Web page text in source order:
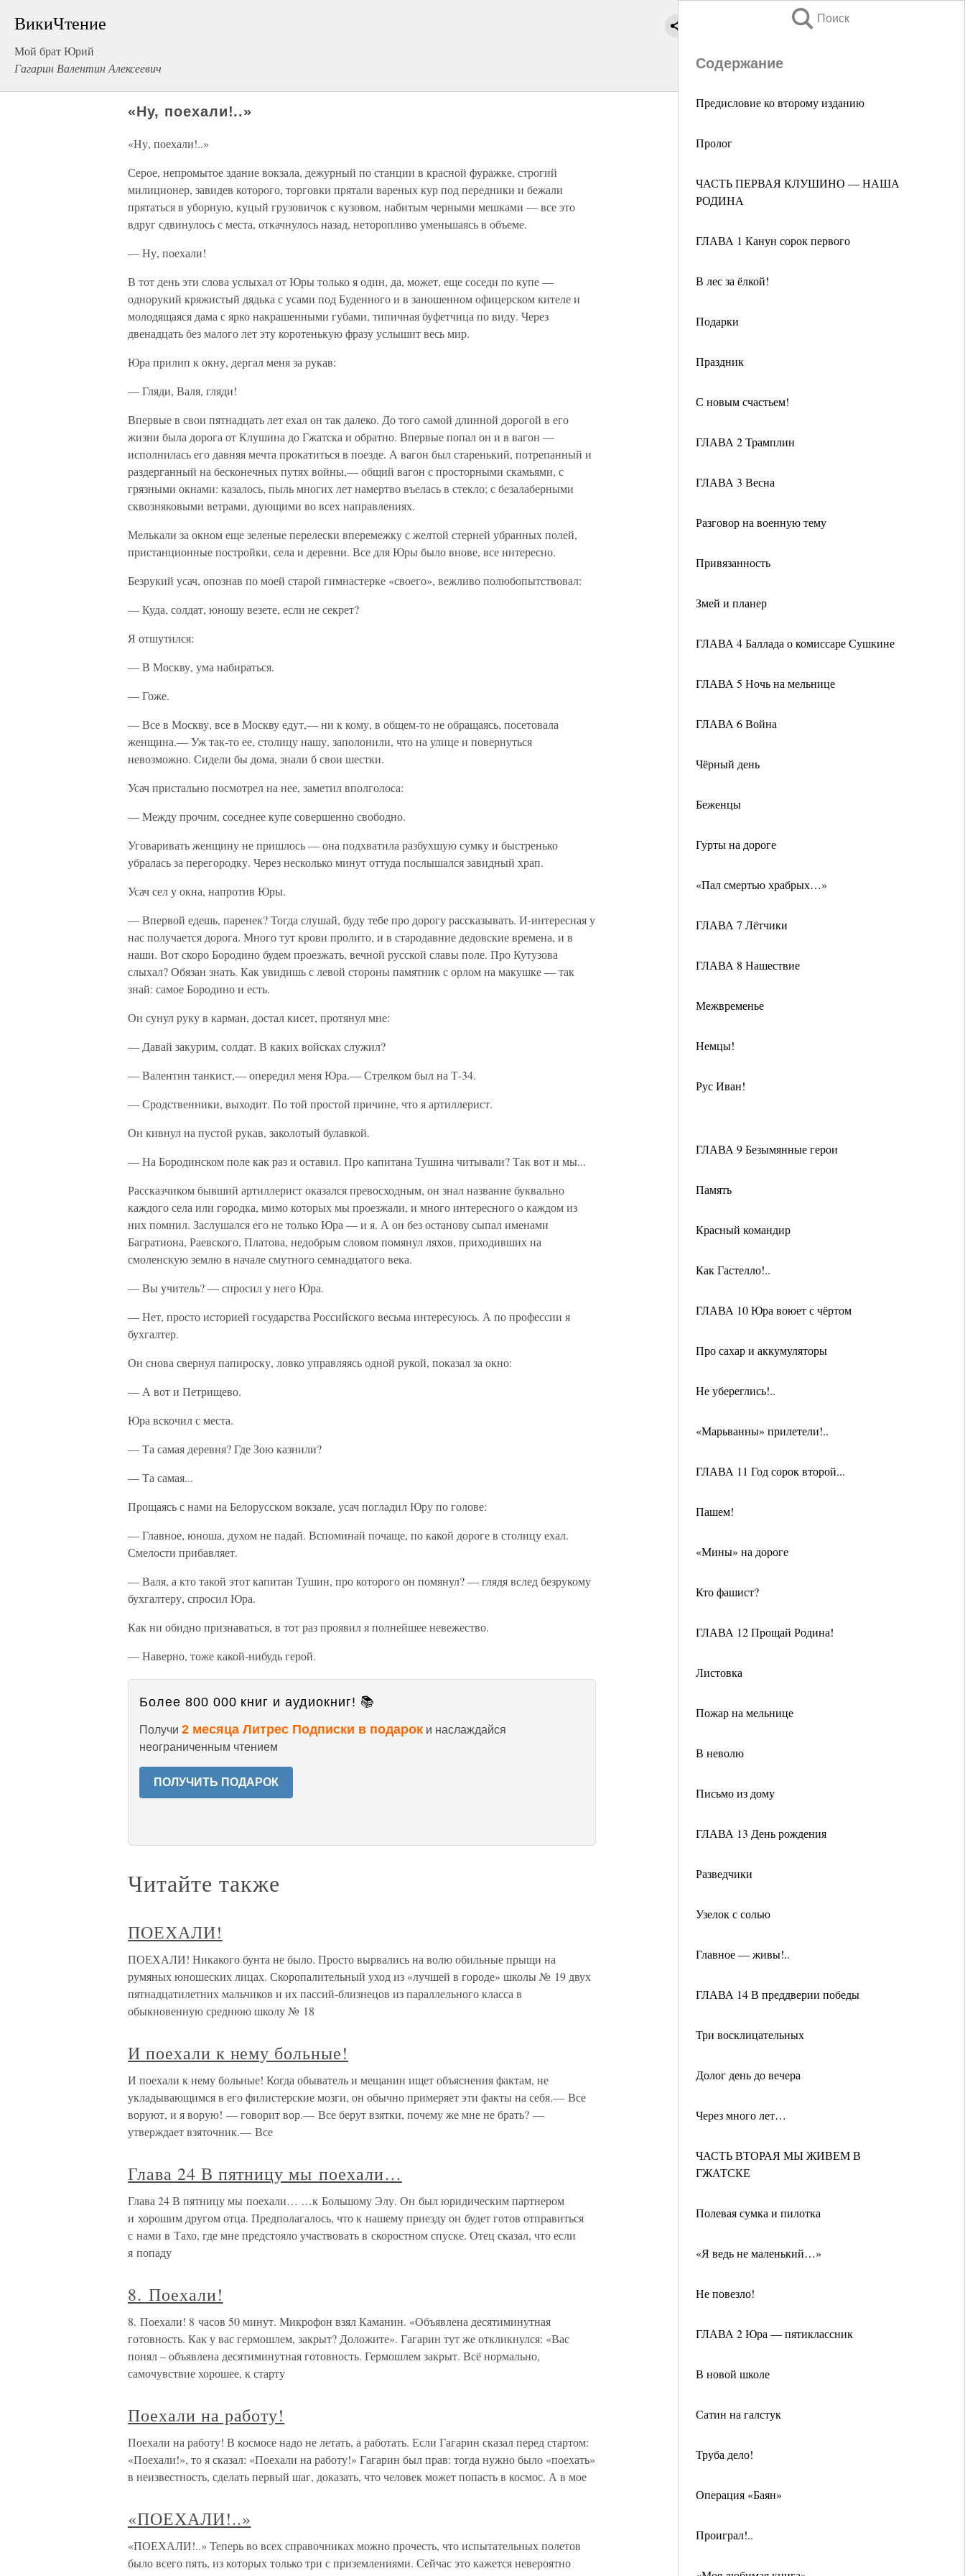
ВикиЧтение
Мой брат Юрий
Гагарин Валентин Алексеевич
Поиск
Содержание
Предисловие ко второму изданию
Пролог
ЧАСТЬ ПЕРВАЯ КЛУШИНО — НАША
РОДИНА
ГЛАВА 1 Канун сорок первого
В лес за ёлкой!
Подарки
Праздник
С новым счастьем!
ГЛАВА 2 Трамплин
ГЛАВА 3 Весна
Разговор на военную тему
Привязанность
Змей и планер
ГЛАВА 4 Баллада о комиссаре Сушкине
ГЛАВА 5 Ночь на мельнице
ГЛАВА 6 Война
Чёрный день
Беженцы
Гурты на дороге
«Пал смертью храбрых…»
ГЛАВА 7 Лётчики
ГЛАВА 8 Нашествие
Межвременье
Немцы!
Рус Иван!
ГЛАВА 9 Безымянные герои
Память
Красный командир
Как Гастелло!..
ГЛАВА 10 Юра воюет с чёртом
Про сахар и аккумуляторы
Не убереглись!..
«Марьванны» прилетели!..
ГЛАВА 11 Год сорок второй...
Пашем!
«Мины» на дороге
Кто фашист?
ГЛАВА 12 Прощай Родина!
Листовка
Пожар на мельнице
В неволю
Письмо из дому
ГЛАВА 13 День рождения
Разведчики
Узелок с солью
Главное — живы!..
ГЛАВА 14 В преддверии победы
Три восклицательных
Долог день до вечера
Через много лет…
ЧАСТЬ ВТОРАЯ МЫ ЖИВЕМ В
ГЖАТСКЕ
Полевая сумка и пилотка
«Я ведь не маленький…»
Не повезло!
ГЛАВА 2 Юра — пятиклассник
В новой школе
Сатин на галстук
Труба дело!
Операция «Баян»
Проиграл!..
«Ну, поехали!..»
«Ну, поехали!..»
Серое, непромытое здание вокзала, дежурный по станции в красной фуражке, строгий
милиционер, завидев которого, торговки прятали вареных кур под передники и бежали
прятаться в уборную, куцый грузовичок с кузовом, набитым черными мешками — все это
вдруг сдвинулось с места, откачнулось назад, неторопливо уменьшаясь в объеме.
— Ну, поехали!
В тот день эти слова услыхал от Юры только я один, да, может, еще соседи по купе —
однорукий кряжистый дядька с усами под Буденного и в заношенном офицерском кителе и
молодящаяся дама с ярко накрашенными губами, типичная буфетчица по виду. Через
двенадцать без малого лет эту коротенькую фразу услышит весь мир.
Юра прилип к окну, дергал меня за рукав:
— Гляди, Валя, гляди!
Впервые в свои пятнадцать лет ехал он так далеко. До того самой длинной дорогой в его
жизни была дорога от Клушина до Гжатска и обратно. Впервые попал он и в вагон —
исполнилась его давняя мечта прокатиться в поезде. А вагон был старенький, потрепанный и
раздерганный на бесконечных путях войны,— общий вагон с просторными скамьями, с
грязными окнами: казалось, пыль многих лет намертво въелась в стекло; с безалаберными
сквозняковыми ветрами, дующими во всех направлениях.
Мелькали за окном еще зеленые перелески вперемежку с желтой стерней убранных полей,
пристанционные постройки, села и деревни. Все для Юры было внове, все интересно.
Безрукий усач, опознав по моей старой гимнастерке «своего», вежливо полюбопытствовал:
— Куда, солдат, юношу везете, если не секрет?
Я отшутился:
— В Москву, ума набираться.
— Гоже.
— Все в Москву, все в Москву едут,— ни к кому, в общем-то не обращаясь, посетовала
женщина.— Уж так-то ее, столицу нашу, заполонили, что на улице и повернуться
невозможно. Сидели бы дома, знали б свои шестки.
Усач пристально посмотрел на нее, заметил вполголоса:
— Между прочим, соседнее купе совершенно свободно.
Уговаривать женщину не пришлось — она подхватила разбухшую сумку и быстренько
убралась за перегородку. Через несколько минут оттуда послышался завидный храп.
Усач сел у окна, напротив Юры.
— Впервой едешь, паренек? Тогда слушай, буду тебе про дорогу рассказывать. И-интересная у
нас получается дорога. Много тут крови пролито, и в стародавние дедовские времена, и в
наши. Вот скоро Бородино будем проезжать, вечной русской славы поле. Про Кутузова
слыхал? Обязан знать. Как увидишь с левой стороны памятник с орлом на макушке — так
знай: самое Бородино и есть.
Он сунул руку в карман, достал кисет, протянул мне:
— Давай закурим, солдат. В каких войсках служил?
— Валентин танкист,— опередил меня Юра.— Стрелком был на Т-34.
— Сродственники, выходит. По той простой причине, что я артиллерист.
Он кивнул на пустой рукав, заколотый булавкой.
— На Бородинском поле как раз и оставил. Про капитана Тушина читывали? Так вот и мы...
Рассказчиком бывший артиллерист оказался превосходным, он знал название буквально
каждого села или городка, мимо которых мы проезжали, и много интересного о каждом из
них помнил. Заслушался его не только Юра — и я. А он без останову сыпал именами
Багратиона, Раевского, Платова, недобрым словом помянул ляхов, приходивших на
смоленскую землю в начале смутного семнадцатого века.
— Вы учитель? — спросил у него Юра.
— Нет, просто историей государства Российского весьма интересуюсь. А по профессии я
бухгалтер.
Он снова свернул папироску, ловко управляясь одной рукой, показал за окно:
— А вот и Петрищево.
Юра вскочил с места.
— Та самая деревня? Где Зою казнили?
— Та самая...
Прощаясь с нами на Белорусском вокзале, усач погладил Юру по голове:
— Главное, юноша, духом не падай. Вспоминай почаще, по какой дороге в столицу ехал.
Смелости прибавляет.
— Валя, а кто такой этот капитан Тушин, про которого он помянул? — глядя вслед безрукому
бухгалтеру, спросил Юра.
Как ни обидно признаваться, в тот раз проявил я полнейшее невежество.
— Наверно, тоже какой-нибудь герой.
Более 800 000 книг и аудиокниг! 📚
Получи 2 месяца Литрес Подписки в подарок и наслаждайся
неограниченным чтением
ПОЛУЧИТЬ ПОДАРОК
Читайте также
ПОЕХАЛИ!
ПОЕХАЛИ! Никакого бунта не было. Просто вырвались на волю обильные прыщи на
румяных юношеских лицах. Скоропалительный уход из «лучшей в городе» школы № 19 двух
пятнадцатилетних мальчиков и их пассий-близнецов из параллельного класса в
обыкновенную среднюю школу № 18
И поехали к нему больные!
И поехали к нему больные! Когда обыватель и мещанин ищет объяснения фактам, не
укладывающимся в его филистерские мозги, он обычно примеряет эти факты на себя.— Все
воруют, и я ворую! — говорит вор.— Все берут взятки, почему же мне не брать? —
утверждает взяточник.— Все
Глава 24 В пятницу мы поехали…
Глава 24 В пятницу мы поехали… …к Большому Элу. Он был юридическим партнером
и хорошим другом отца. Предполагалось, что к нашему приезду он будет готов отправиться
с нами в Тахо, где мне предстояло участвовать в скоростном спуске. Отец сказал, что если
я попаду
8. Поехали!
8. Поехали! 8 часов 50 минут. Микрофон взял Каманин. «Объявлена десятиминутная
готовность. Как у вас гермошлем, закрыт? Доложите». Гагарин тут же откликнулся: «Вас
понял – объявлена десятиминутная готовность. Гермошлем закрыт. Всё нормально,
самочувствие хорошее, к старту
Поехали на работу!
Поехали на работу! В космосе надо не летать, а работать. Если Гагарин сказал перед стартом:
«Поехали!», то я сказал: «Поехали на работу!» Гагарин был прав: тогда нужно было «поехать»
в неизвестность, сделать первый шаг, доказать, что человек может попасть в космос. А в мое
«ПОЕХАЛИ!..»
«ПОЕХАЛИ!..» Теперь во всех справочниках можно прочесть, что испытательных полетов
было всего пять, из которых только три с приземлениями. Сейчас это кажется невероятно